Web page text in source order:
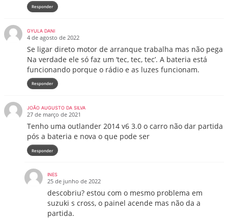
Responder
GYULA DANI
4 de agosto de 2022
Se ligar direto motor de arranque trabalha mas não pega
Na verdade ele só faz um ‘tec, tec, tec’. A bateria está
funcionando porque o rádio e as luzes funcionam.
Responder
JOÃO AUGUSTO DA SILVA
27 de março de 2021
Tenho uma outlander 2014 v6 3.0 o carro não dar partida
pós a bateria e nova o que pode ser
Responder
INES
25 de junho de 2022
descobriu? estou com o mesmo problema em
suzuki s cross, o painel acende mas não da a
partida.